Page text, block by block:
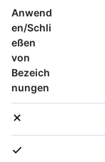
Anwend
en/Schli
eßen
von
Bezeich
nungen